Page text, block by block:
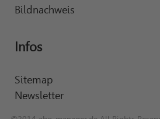
Bildnachweis
Infos
Sitemap
Newsletter